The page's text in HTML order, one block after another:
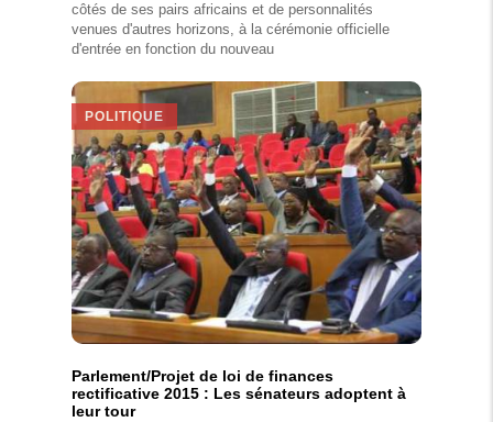
côtés de ses pairs africains et de personnalités
venues d'autres horizons, à la cérémonie officielle
d'entrée en fonction du nouveau
POLITIQUE
Parlement/Projet de loi de finances
rectificative 2015 : Les sénateurs adoptent à
leur tour